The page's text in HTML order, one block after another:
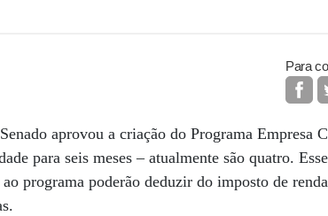
Para
aprovou a criação do Programa Empresa
para seis meses – atualmente são quatro.
programa poderão deduzir do imposto de